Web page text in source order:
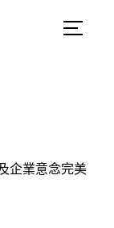
企業意念完美